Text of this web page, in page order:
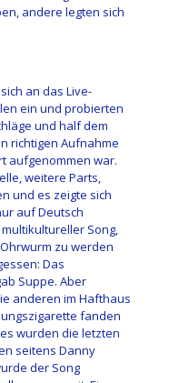
andere legten sich
an das Live-
ein und probierten
und half dem
richtigen Aufnahme
aufgenommen war.
weitere Parts,
und es zeigte sich
auf Deutsch
Song,
zu werden
Das
Suppe. Aber
anderen im Hafthaus
fanden
wurden die letzten
seitens Danny
der Song